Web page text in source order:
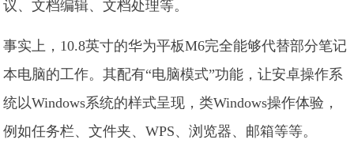
议、文档编辑、文档处理等。
事实上，10.8英寸的华为平板M6完全能够代替部分笔记
本电脑的工作。其配有“电脑模式”功能，让安卓操作系
统以Windows系统的样式呈现，类Windows操作体验，
例如任务栏、文件夹、WPS、浏览器、邮箱等等。